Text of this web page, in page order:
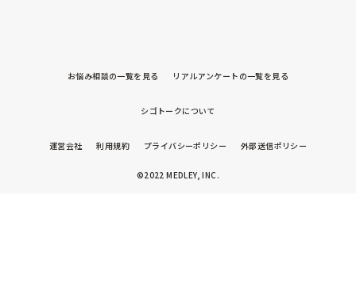
お悩み相談の一覧を見る リアルアンケートの一覧を見る
シゴトークについて
運営会社 利用規約 プライバシーポリシー 外部送信ポリシー
©2022 MEDLEY, INC.